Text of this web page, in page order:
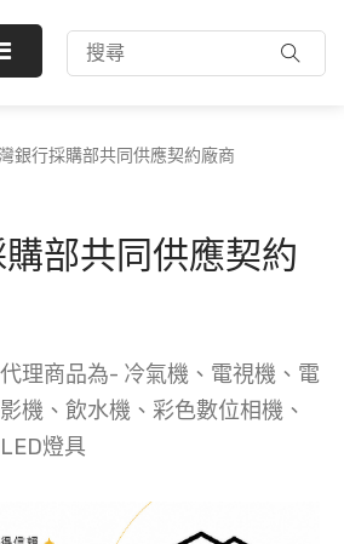
銀行採購部共同供應契約廠商
部共同供應契約
理商品為- 冷氣機、電視機、電
機、飲水機、彩色數位相機、
燈具